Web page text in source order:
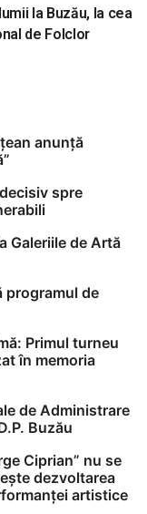
la Buzău, la cea
de Folclor
anunță
spre
Galeriile de Artă
programul de
Primul turneu
în memoria
de Administrare
Buzău
Ciprian” nu se
dezvoltarea
artistice